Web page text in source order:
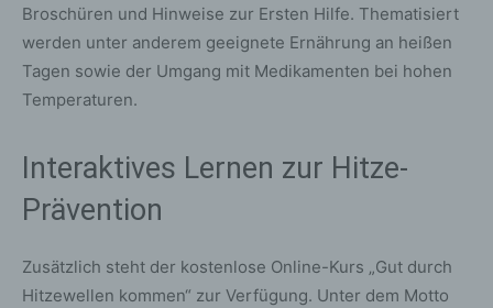
Broschüren und Hinweise zur Ersten Hilfe. Thematisiert
werden unter anderem geeignete Ernährung an heißen
Tagen sowie der Umgang mit Medikamenten bei hohen
Temperaturen.
Interaktives Lernen zur Hitze-
Prävention
Zusätzlich steht der kostenlose Online-Kurs „Gut durch
Hitzewellen kommen“ zur Verfügung. Unter dem Motto